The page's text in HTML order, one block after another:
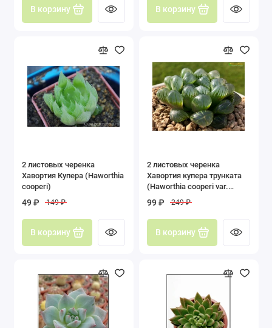
В корзину В корзину
2 листовых черенка
Хавортия Купера (Haworthia
cooperi)
49 ₽ 149 ₽
В корзину
2 листовых черенка
Хавортия купера трунката
(Haworthia cooperi var.
99 ₽ 249 ₽
В корзину